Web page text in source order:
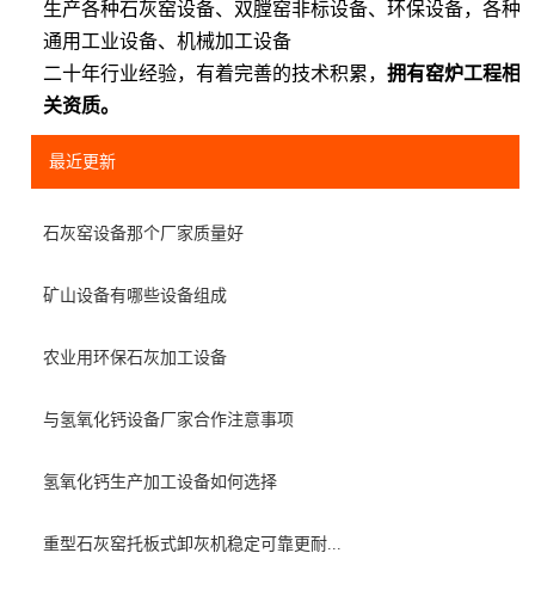
生产各种石灰窑设备、双膛窑非标设备、环保设备，各种
通用工业设备、机械加工设备
二十年行业经验，有着完善的技术积累，拥有窑炉工程相
关资质。
最近更新
石灰窑设备那个厂家质量好
矿山设备有哪些设备组成
农业用环保石灰加工设备
与氢氧化钙设备厂家合作注意事项
氢氧化钙生产加工设备如何选择
重型石灰窑托板式卸灰机稳定可靠更耐...